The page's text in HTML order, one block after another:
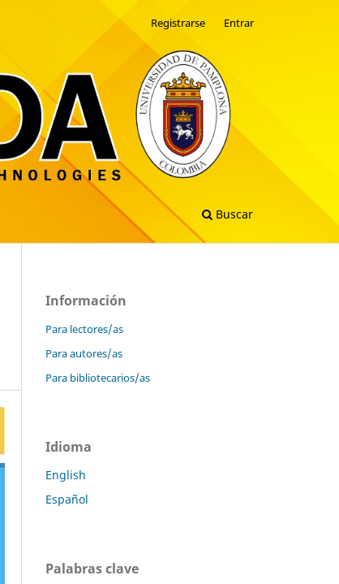
Buscar
Registrarse Entrar
Información
Para lectores/as
Para autores/as
Para bibliotecarios/as
Idioma
English
Español
Palabras clave